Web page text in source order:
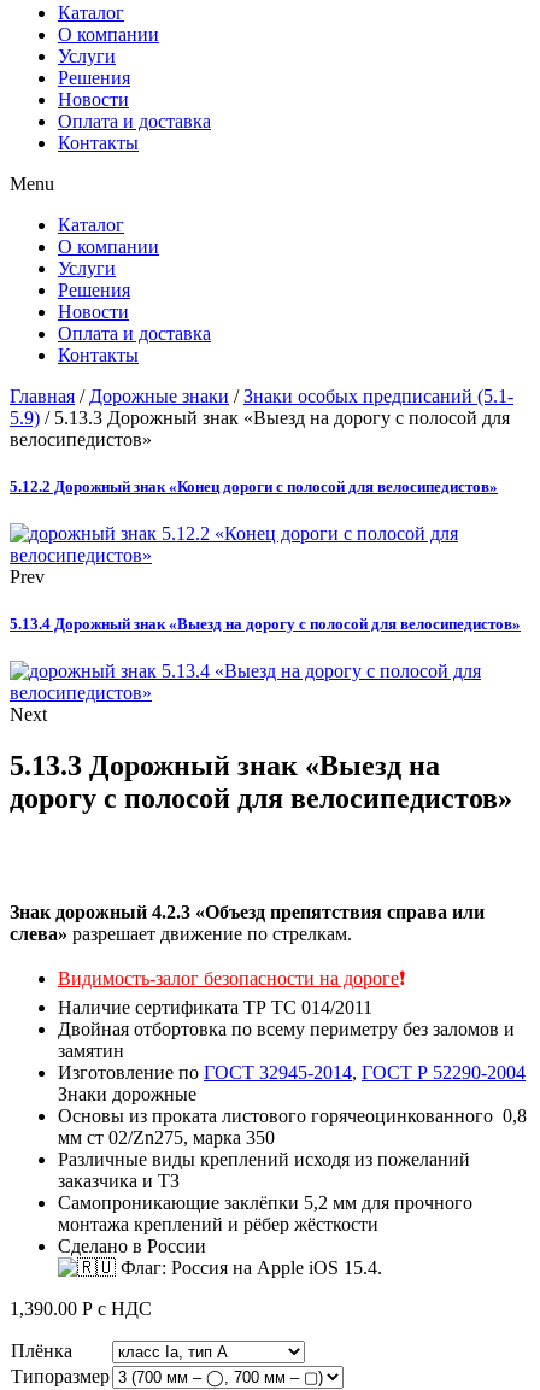
Каталог
О компании
Услуги
Решения
Новости
Оплата и доставка
Контакты
Menu
Каталог
О компании
Услуги
Решения
Новости
Оплата и доставка
Контакты
Главная / Дорожные знаки /Знаки особых предписаний (5.1-
5.9) / 5.13.3 Дорожный знак «Выезд на дорогу с полосой для
велосипедистов»
5.12.2 Дорожный знак «Конец дороги с полосой для велосипедистов»
Prev
5.13.4 Дорожный знак «Выезд на дорогу с полосой для велосипедистов»
Next
5.13.3 Дорожный знак «Выезд на
дорогу с полосой для велосипедистов»
Знак дорожный 4.2.3 «Объезд препятствия справа или
слева» разрешает движение по стрелкам.
Видимость-залог безопасности на дороге❗
Наличие сертификата ТР ТС 014/2011
Двойная отбортовка по всему периметру без заломов и
замятин
Изготовление по ГОСТ 32945-2014, ГОСТ Р 52290-2004
Знаки дорожные
Основы из проката листового горячеоцинкованного 0,8
мм ст 02/Zn275, марка 350
Различные виды креплений исходя из пожеланий
заказчика и ТЗ
Самопроникающие заклёпки 5,2 мм для прочного
монтажа креплений и рёбер жёсткости
Сделано в России
1,390.00 Р с НДС
Плёнка
Типоразмер